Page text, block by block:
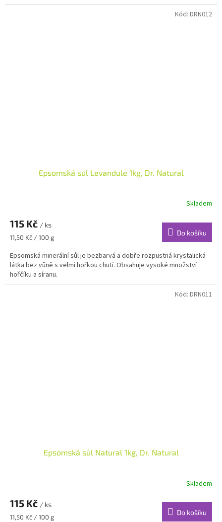
Epsomská sůl Levandule 1kg, Dr. Natural
Skladem
115 Kč / ks
Měrná
11,50 Kč / 100 g
Do košíku
Epsomská minerální sůl je bezbarvá a dobře rozpustná krystalická
látka bez vůně s velmi hořkou chutí. Obsahuje vysoké množství
hořčíku a síranu.
Kód: DRN012
Epsomská sůl Natural 1kg, Dr. Natural
Skladem
115 Kč / ks
Měrná
11,50 Kč / 100 g
Do košíku
Kód: DRN011